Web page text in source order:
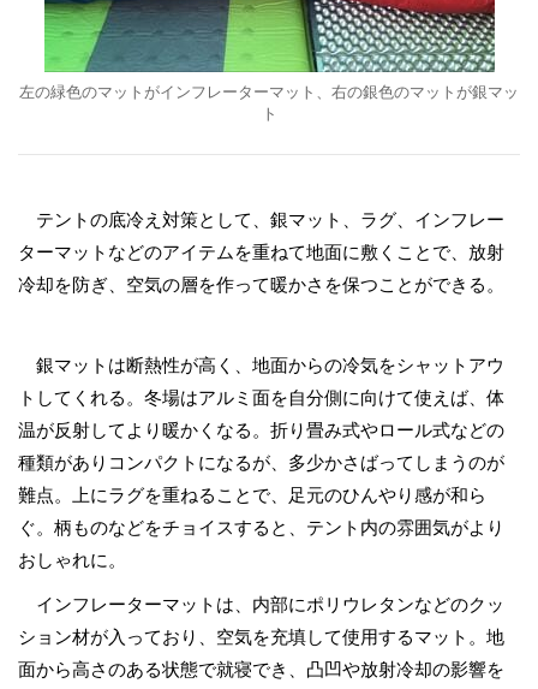
左の緑色のマットがインフレーターマット、右の銀色のマットが銀マッ
ト
テントの底冷え対策として、銀マット、ラグ、インフレー
ターマットなどのアイテムを重ねて地面に敷くことで、放射
冷却を防ぎ、空気の層を作って暖かさを保つことができる。
銀マットは断熱性が高く、地面からの冷気をシャットアウ
トしてくれる。冬場はアルミ面を自分側に向けて使えば、体
温が反射してより暖かくなる。折り畳み式やロール式などの
種類がありコンパクトになるが、多少かさばってしまうのが
難点。上にラグを重ねることで、足元のひんやり感が和ら
ぐ。柄ものなどをチョイスすると、テント内の雰囲気がより
おしゃれに。
インフレーターマットは、内部にポリウレタンなどのクッ
ション材が入っており、空気を充填して使用するマット。地
面から高さのある状態で就寝でき、凸凹や放射冷却の影響を